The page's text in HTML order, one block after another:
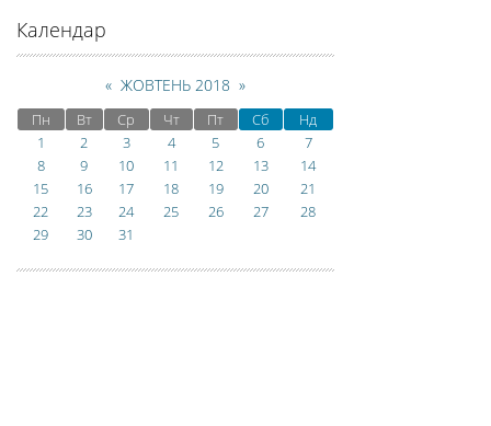
Календар
« ЖОВТЕНЬ 2018 »
Пн Вт Ср Чт Пт Сб
Нд
1
2 3 4 5 6
7
8
9 10 11 12 13
14
15
16 17 18 19 20
21
22
23 24 25 26 27
28
29
30 31